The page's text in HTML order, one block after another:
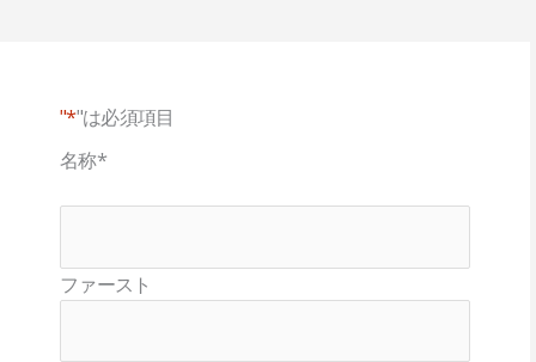
"*"は必須項目
名称*
ファースト